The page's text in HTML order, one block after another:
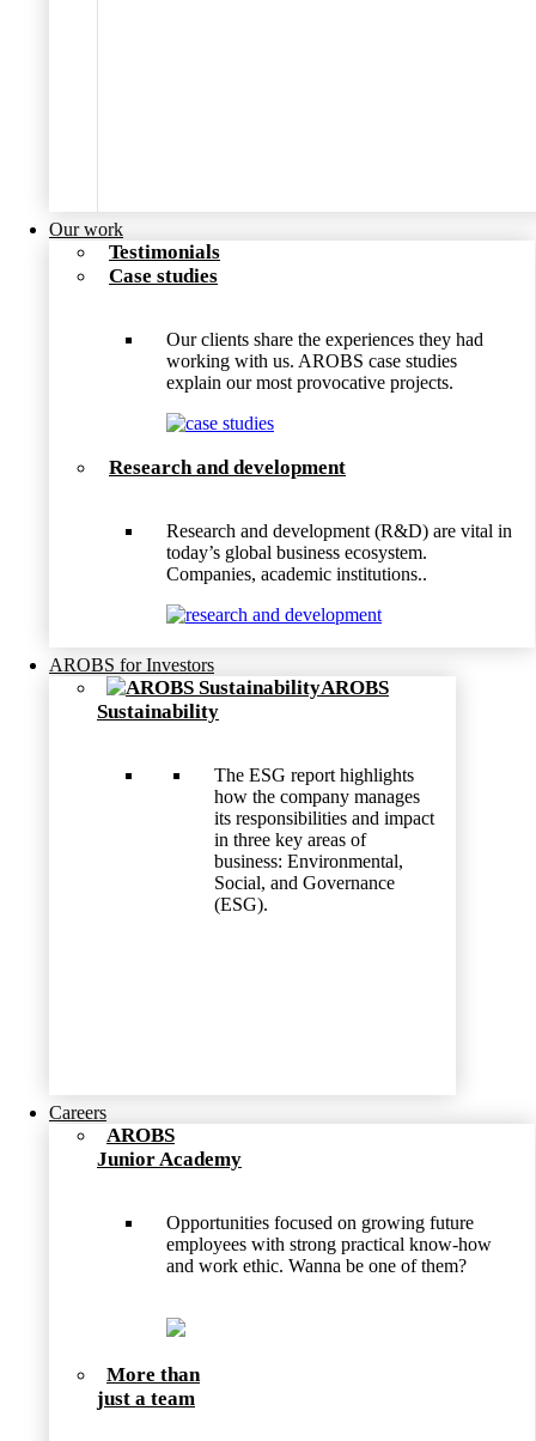
Our work
Testimonials
Case studies
Our clients share the experiences they had
working with us. AROBS case studies
explain our most provocative projects.
Research and development
Research and development (R&D) are vital in
today’s global business ecosystem.
Companies, academic institutions..
AROBS for Investors
AROBS
Sustainability
The ESG report highlights
how the company manages
its responsibilities and impact
in three key areas of
business: Environmental,
Social, and Governance
(ESG).
Careers
AROBS
Junior Academy
Opportunities focused on growing future
employees with strong practical know-how
and work ethic. Wanna be one of them?
More than
just a team